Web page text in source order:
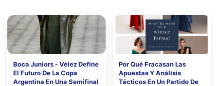
Boca Juniors - Vélez Define
El Futuro De La Copa
Argentina En Una Semifinal
Por Qué Fracasan Las
Apuestas Y Análisis
Tácticos En Un Partido De